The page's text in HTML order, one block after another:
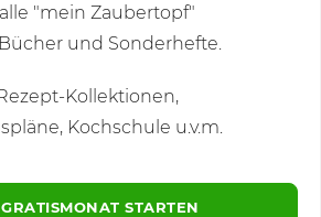
"mein Zaubertopf"
und Sonderhefte.
Kollektionen,
Kochschule u.v.m.
STARTEN
(7)